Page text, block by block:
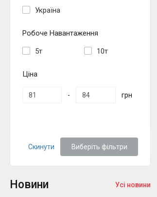
Україна
Робоче Навантаження
5т 10т
Ціна
- грн
Скинути Виберіть фільтри
Новини Усі новини